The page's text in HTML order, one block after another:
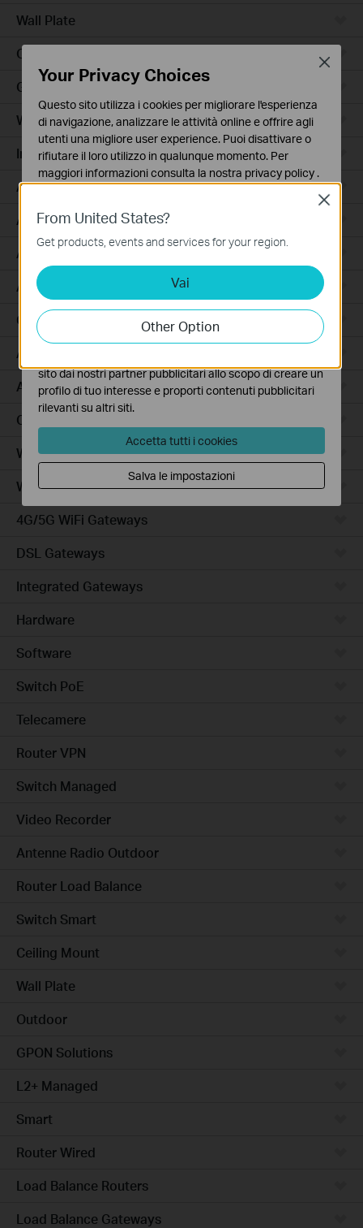
Wall Plate
Outdoor
Gateway
Wireless Bridge
Industrial
Access Max
Agile
Access
Access Pro
GPON
Aggregation
Access Plus
Campus
Wired Gateways
WiFi Gateways
4G/5G WiFi Gateways
DSL Gateways
Integrated Gateways
Hardware
Software
Switch PoE
Telecamere
Router VPN
Switch Managed
Video Recorder
Antenne Radio Outdoor
Router Load Balance
Switch Smart
Ceiling Mount
Wall Plate
Outdoor
GPON Solutions
L2+ Managed
Smart
Router Wired
Load Balance Routers
Load Balance Gateways
From United States?
Get products, events and services for your region.
Vai
Other Option
Close
Your Privacy Choices
Questo sito utilizza i cookies per migliorare l'esperienza
di navigazione, analizzare le attività online e offrire agli
utenti una migliore user experience. Puoi disattivare o
rifiutare il loro utilizzo in qualunque momento. Per
maggiori informazioni consulta la nostra privacy policy .
Questi cookies sono necessari per il corretto
funzionamento del sito e non possono essere disattivati
nel tuo sistema.
Analytics e Marketing Cookies
I cookies analitici ci permettono di analizzare le tue
attività sul nostro sito allo scopo di migliorarne le
funzionalità.
sito dai nostri partner pubblicitari allo scopo di creare un
profilo di tuo interesse e proporti contenuti pubblicitari
rilevanti su altri siti.
Accetta tutti i cookies
Salva le impostazioni
Close